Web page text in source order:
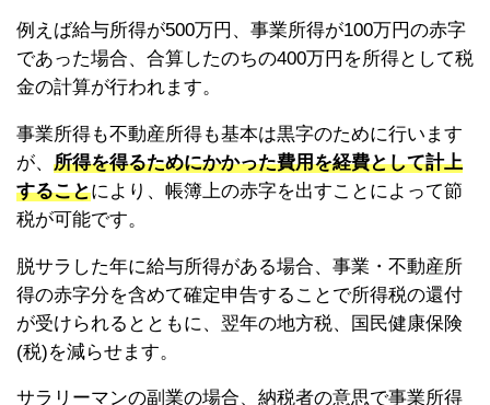
例えば給与所得が500万円、事業所得が100万円の赤字
であった場合、合算したのちの400万円を所得として税
金の計算が行われます。
事業所得も不動産所得も基本は黒字のために行います
が、 所得を得るためにかかった費用を経費として計上
することにより、帳簿上の赤字を出すことによって節
税が可能です。
脱サラした年に給与所得がある場合、事業・不動産所
得の赤字分を含めて確定申告することで所得税の還付
が受けられるとともに、翌年の地方税、国民健康保険
(税)を減らせます。
サラリーマンの副業の場合、納税者の意思で事業所得